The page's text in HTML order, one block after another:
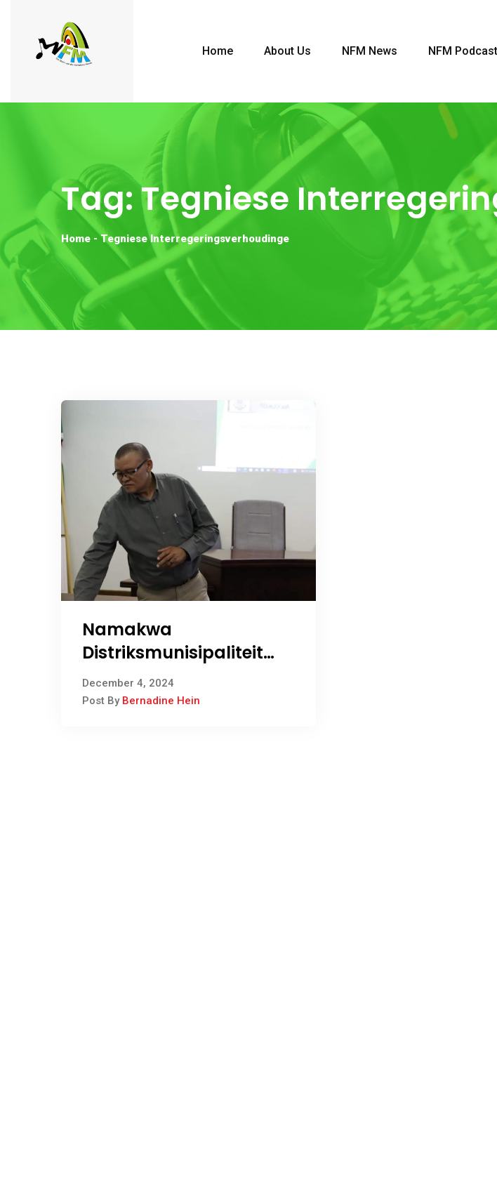
Home About Us NFM News NFM Podcast
Tag:Tegniese
Home -Tegniese Interregeringsverhoudinge
Namakwa
Distriksmunisipaliteit
hou kwartaallikse REP-
forumvergadering
December 4, 2024
Post By Bernadine Hein